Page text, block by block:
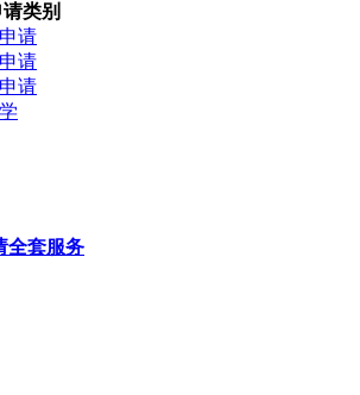
请类别
请
请
请
全套服务